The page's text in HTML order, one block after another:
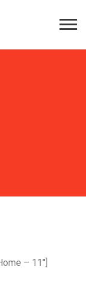
– 11″]